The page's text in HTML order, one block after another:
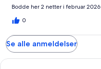
Bodde her 2 netter i februar 2026
0
Se alle anmeldelser